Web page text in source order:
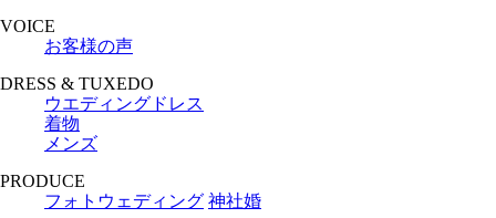
VOICE
お客様の声
DRESS & TUXEDO
ウエディングドレス
着物
メンズ
PRODUCE
フォトウェディング 神社婚